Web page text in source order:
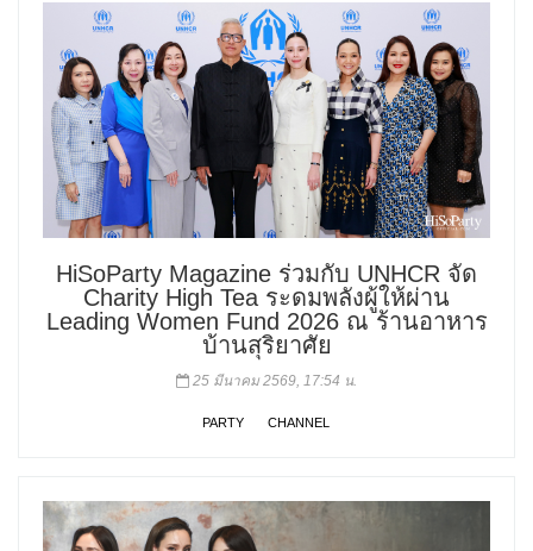
HiSoParty Magazine ร่วมกับ UNHCR จัด
Charity High Tea ระดมพลังผู้ให้ผ่าน
Leading Women Fund 2026 ณ ร้านอาหาร
บ้านสุริยาศัย
25 มีนาคม 2569, 17:54 น.
PARTY CHANNEL